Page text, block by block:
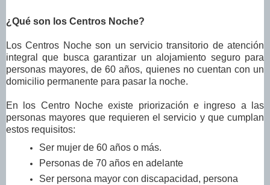
¿Qué son los Centros Noche?
Los Centros Noche son un servicio transitorio de atención
integral que busca garantizar un alojamiento seguro para
personas mayores, de 60 años, quienes no cuentan con un
domicilio permanente para pasar la noche.
En los Centro Noche existe priorización e ingreso a las
personas mayores que requieren el servicio y que cumplan
estos requisitos:
Ser mujer de 60 años o más.
Personas de 70 años en adelante
Ser persona mayor con discapacidad, persona